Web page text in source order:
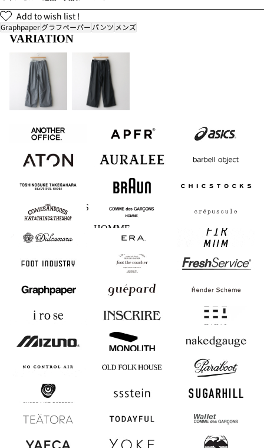
Add to wish list !
Graphpaperグラフペーパー パンツ メンズ
VARIATION
ANOTHER
OFFICE
APFR
ATON AURALEE barbell object
BEAUTIFUL
SHOES
BRAUN
COMESANDGOES
COMME des
GARCONS
HOMME
crepuscule
Dulcamara FIRMUM
FOOT INDUSTRY foot the coacher FreshService
Graphpaper guepard Hender Scheme
INSCRIRE
MIZUNO MONOLITH nakedgauge
OLD FOLK
HOUSE
Paraboot
SHOES LIKE
POTTERY
ssstein SUGARHILL
TEATORA TODAYFUL
Wallet COMME des
GARCONS
YAECA
YOKE 浅野商店